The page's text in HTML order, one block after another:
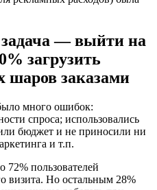
— выйти на
загрузить
шаров заказами
много ошибок:
спроса; использовались
бюджет и не приносили ни
и т.п.
пользователей
визита. Но остальным 28%